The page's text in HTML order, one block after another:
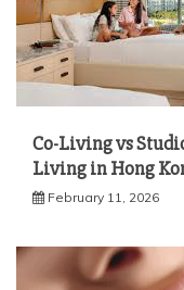
Co-Living vs
Living in Hong
February 11, 2026